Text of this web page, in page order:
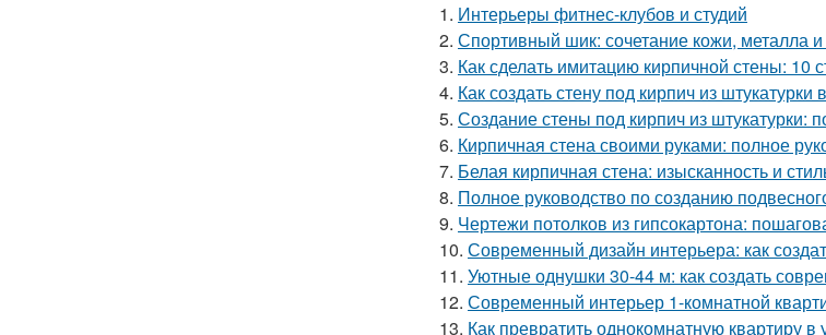
1. Интерьеры фитнес-клубов и студий
2. Спортивный шик: сочетание кожи, металла
3. Как сделать имитацию кирпичной стены: 10
4. Как создать стену под кирпич из
5. Создание стены под кирпич из
6. Кирпичная стена своими руками: полное
7. Белая кирпичная стена: изысканность и
8. Полное руководство по созданию
9. Чертежи потолков из гипсокартона:
10. Современный дизайн интерьера: как
11. Уютные однушки 30-44 м: как создать
12. Современный интерьер 1-комнатной
13. Как превратить однокомнатную квартиру